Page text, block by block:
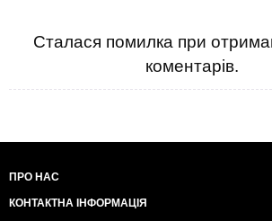
Сталася помилка при
коментарів.
ПРО НАС
КОНТАКТНА ІНФОРМАЦІЯ